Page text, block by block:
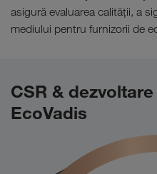
asigură evaluarea calității, a
mediului pentru furnizorii de
CSR &
EcoVadis